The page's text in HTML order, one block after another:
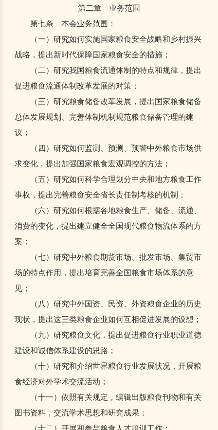
第二章 业务范围
第七条 本会业务范围：
（一）研究如何实施国家粮食安全战略和乡村振兴
战略，提出新时代保障国家粮食安全的措施；
（二）研究我国粮食流通体制的特点和规律，提出
促进粮食流通体制改革发展的对策；
（三）研究粮食储备改革发展，提出国家粮食储备
总体发展规划、完善体制机制规范粮食储备管理的建
议；
（四）研究如何监测、预测、预警中外粮食市场供
求变化，提出加强国家粮食宏观调控的方法；
（五）研究如何科学合理划分中央和地方粮食工作
事权，提出完善粮食安全省长责任制考核的机制；
（六）研究如何根据各地粮食生产、储备、流通、
消费的变化，提出建立健全全国现代粮食物流体系的方
案；
（七）研究中外粮食期货市场、批发市场、集贸市
场的特点作用，提出培育完善全国粮食市场体系的意
见；
（八）研究中外国资、民资、外资粮食企业的历史
现状，提出这三类粮食企业如何互相促进发展的设想；
（九）研究粮食文化，提出促进粮食行业职业道德
建设和诚信体系建设的思路；
（十）研究和介绍世界粮食行业发展状况，开展粮
食经济对外学术交流活动；
（十一）依照有关规定，编辑出版粮食刊物和有关
图书资料，交流学术思想和研究成果；